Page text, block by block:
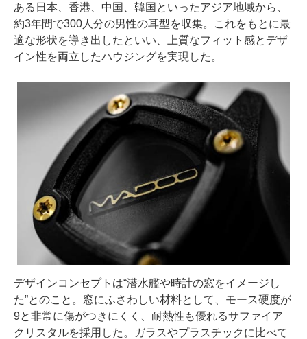
ある日本、香港、中国、韓国といったアジア地域から、
約3年間で300人分の男性の耳型を収集。これをもとに最
適な形状を導き出したといい、上質なフィット感とデザ
イン性を両立したハウジングを実現した。
デザインコンセプトは“潜水艦や時計の窓をイメージし
た”とのこと。窓にふさわしい材料として、モース硬度が
9と非常に傷がつきにくく、耐熱性も優れるサファイア
クリスタルを採用した。ガラスやプラスチックに比べて